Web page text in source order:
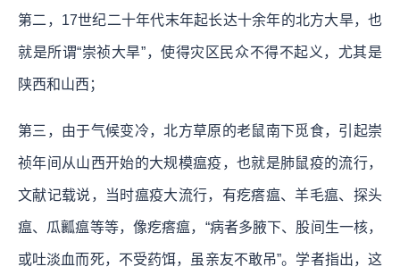
第二，17世纪二十年代末年起长达十余年的北方大旱，也
就是所谓“崇祯大旱”，使得灾区民众不得不起义，尤其是
陕西和山西；
第三，由于气候变冷，北方草原的老鼠南下觅食，引起崇
祯年间从山西开始的大规模瘟疫，也就是肺鼠疫的流行，
文献记载说，当时瘟疫大流行，有疙瘩瘟、羊毛瘟、探头
瘟、瓜瓤瘟等等，像疙瘩瘟，“病者多腋下、股间生一核，
或吐淡血而死，不受药饵，虽亲友不敢吊”。学者指出，这